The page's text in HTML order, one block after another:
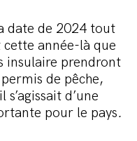
date de 2024 tout
cette année-là que
insulaire prendront
de pêche,
d’une
pour le pays.